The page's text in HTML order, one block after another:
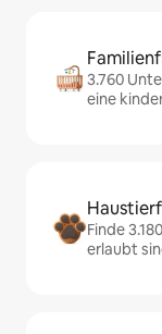
3.760
eine
Finde
erlaubt